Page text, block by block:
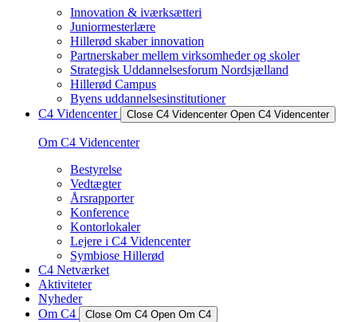
Innovation & iværksætteri
Juniormesterlære
Hillerød skaber innovation
Partnerskaber mellem virksomheder og skoler
Strategisk Uddannelsesforum Nordsjælland
Hillerød Campus
Byens uddannelsesinstitutioner
C4 Videncenter
Close C4 Videncenter Open C4 Videncenter
Om C4 Videncenter
Bestyrelse
Vedtægter
Årsrapporter
Konference
Kontorlokaler
Lejere i C4 Videncenter
Symbiose Hillerød
C4 Netværket
Aktiviteter
Nyheder
Om C4
Close Om C4 Open Om C4